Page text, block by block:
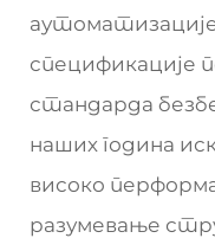
спецификације
стандарда
наших година
високо
разумевање